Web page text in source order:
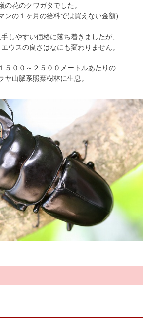
の花のクワガタでした。
ンの１ヶ月の給料では買えない金額)
しやすい価格に落ち着きましたが、
ウスの良さはなにも変わりません。
５００～２５００メートルあたりの
ヤ山脈系照葉樹林に生息。